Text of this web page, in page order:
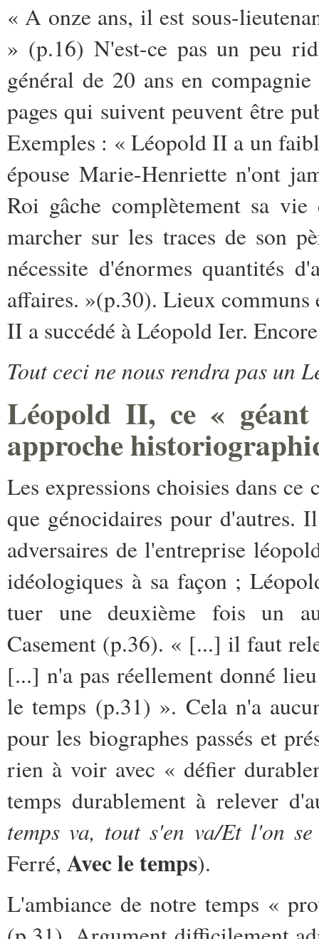
« A onze ans, il est sous-
» (p.16) N'est-ce pas un peu
général de 20 ans en
pages qui suivent peuvent être
Exemples : « Léopold II a un
épouse Marie-Henriette n'ont
Roi gâche complètement sa
marcher sur les traces de son
nécessite d'énormes quantités
affaires. »(p.30). Lieux communs
II a succédé à Léopold Ier.
Tout ceci ne nous rendra pas
Léopold II, ce « géant
approche
Les expressions choisies dans
que génocidaires pour d'autres.
adversaires de l'entreprise
idéologiques à sa façon ;
tuer une deuxième fois un
Casement (p.36). « [...] il faut
[...] n'a pas réellement donné
le temps (p.31) ». Cela n'a
pour les biographes passés et
rien à voir avec « défier
temps durablement à relever
temps va, tout s'en va/Et l'on
Ferré, Avec le temps).
L'ambiance de notre temps «